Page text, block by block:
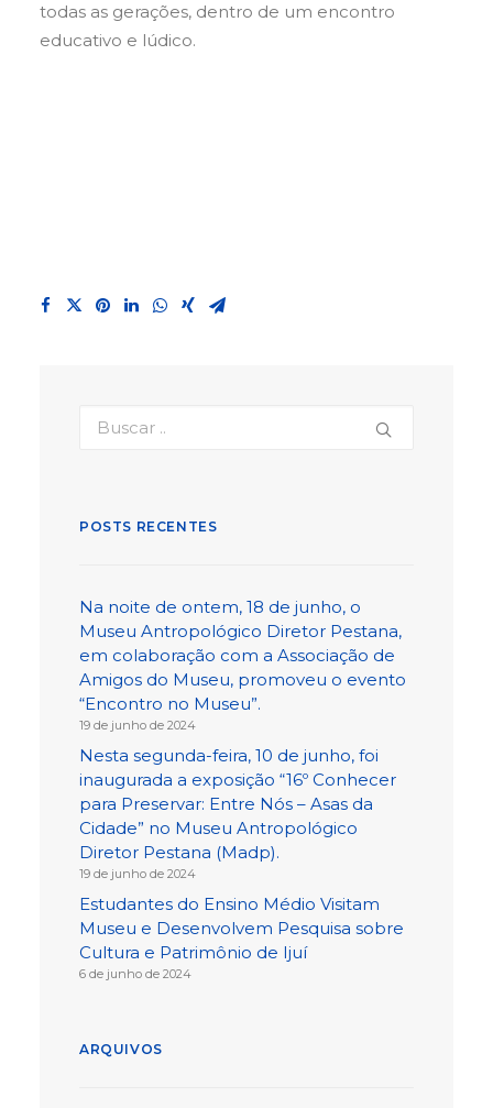
todas as gerações, dentro de um encontro
educativo e lúdico.
POSTS RECENTES
Na noite de ontem, 18 de junho, o
Museu Antropológico Diretor Pestana,
em colaboração com a Associação de
Amigos do Museu, promoveu o evento
“Encontro no Museu”.
19 de junho de 2024
Nesta segunda-feira, 10 de junho, foi
inaugurada a exposição “16º Conhecer
para Preservar: Entre Nós – Asas da
Cidade” no Museu Antropológico
Diretor Pestana (Madp).
19 de junho de 2024
Estudantes do Ensino Médio Visitam
Museu e Desenvolvem Pesquisa sobre
Cultura e Patrimônio de Ijuí
6 de junho de 2024
ARQUIVOS